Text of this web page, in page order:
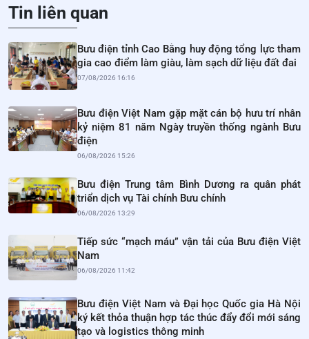
Tin liên quan
Bưu điện tỉnh Cao Bằng huy động tổng lực tham
gia cao điểm làm giàu, làm sạch dữ liệu đất đai
07/08/2026 16:16
Bưu điện Việt Nam gặp mặt cán bộ hưu trí nhân
kỷ niệm 81 năm Ngày truyền thống ngành Bưu
điện
06/08/2026 15:26
Bưu điện Trung tâm Bình Dương ra quân phát
triển dịch vụ Tài chính Bưu chính
06/08/2026 13:29
Tiếp sức “mạch máu” vận tải của Bưu điện Việt
Nam
06/08/2026 11:42
Bưu điện Việt Nam và Đại học Quốc gia Hà Nội
ký kết thỏa thuận hợp tác thúc đẩy đổi mới sáng
tạo và logistics thông minh